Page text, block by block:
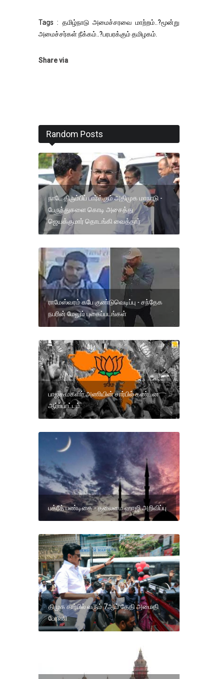
Tags : தமிழ்நாடு அமைச்சரவை மாற்றம்..?மூன்று
அமைச்சர்கள் நீக்கம்..?பரபரக்கும் தமிழகம்.
Share via
Random Posts
நாடே திரும்பிப் பார்க்கும் அதிமுக மாநாடு -
பேருந்துகளை கொடி அசைத்து
ஜெயக்குமார் தொடங்கி வைத்தார்
ராமேஸ்வரம் கபே குண்டுவெடிப்பு - சந்தேக
நபரின் மேலும் புகைப்படங்கள்
பாஜக மகளிர் அணியின் சார்பில் கண்டன
ஆர்ப்பாட்டம்.
பக்ரீத் பண்டிகை - தலைமை ஹாஜி அறிவிப்பு
திமுக சார்பில் வரும் 7ஆம் தேதி அமைதி
பேரணி